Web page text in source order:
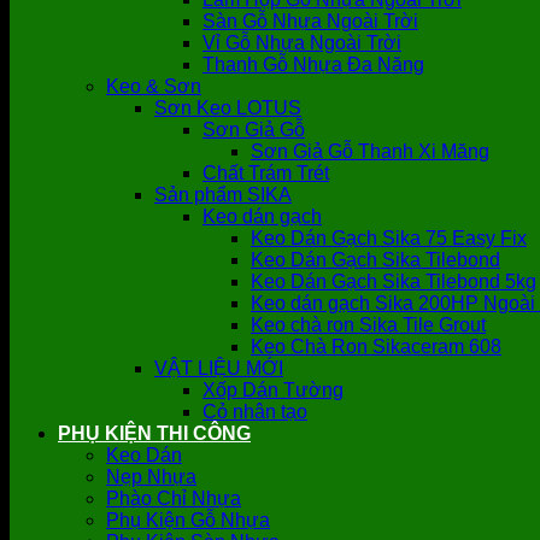
Sàn Gỗ Nhựa Ngoài Trời
Vỉ Gỗ Nhựa Ngoài Trời
Thanh Gỗ Nhựa Đa Năng
Keo & Sơn
Sơn Keo LOTUS
Sơn Giả Gỗ
Sơn Giả Gỗ Thanh Xi Măng
Chất Trám Trét
Sản phẩm SIKA
Keo dán gạch
Keo Dán Gạch Sika 75 Easy Fix
Keo Dán Gạch Sika Tilebond
Keo Dán Gạch Sika Tilebond 5kg
Keo dán gạch Sika 200HP
Keo chà ron Sika Tile Grout
Keo Chà Ron Sikaceram 608
VẬT LIỆU MỚI
Xốp Dán Tường
Cỏ nhân tạo
PHỤ KIỆN THI CÔNG
Keo Dán
Nẹp Nhựa
Phào Chỉ Nhựa
Phụ Kiện Gỗ Nhựa